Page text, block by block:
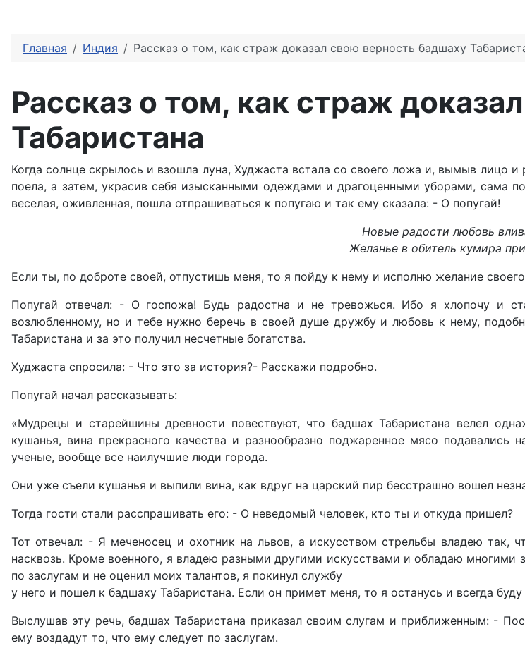
Главная Индия Рассказ о том, как страж доказал свою верность бадшаху
Рассказ о том, как страж
Табаристана
Когда солнце скрылось и взошла луна, Худжаста встала со своего ложа и, вымыв лицо
поела, а затем, украсив себя изысканными одеждами и драгоценными уборами, сама
веселая, оживленная, пошла отпрашиваться к попугаю и так ему сказала: - О попугай!
Новые радости любовь
Желанье в обитель кумира
Если ты, по доброте своей, отпустишь меня, то я пойду к нему и исполню желание
Попугай отвечал: - О госпожа! Будь радостна и не тревожься. Ибо я хлопочу и
возлюбленному, но и тебе нужно беречь в своей душе дружбу и любовь к нему,
Табаристана и за это получил несчетные богатства.
Худжаста спросила: - Что это за история?- Расскажи подробно.
Попугай начал рассказывать:
«Мудрецы и старейшины древности повествуют, что бадшах Табаристана велел
кушанья, вина прекрасного качества и разнообразно поджаренное мясо
ученые, вообще все наилучшие люди города.
Они уже съели кушанья и выпили вина, как вдруг на царский пир бесстрашно вошел
Тогда гости стали расспрашивать его: - О неведомый человек, кто ты и откуда пришел?
Тот отвечал: - Я меченосец и охотник на львов, а искусством стрельбы владею так,
насквозь. Кроме военного, я владею разными другими искусствами и обладаю
по заслугам и не оценил моих талантов, я покинул службу
у него и пошел к бадшаху Табаристана. Если он примет меня, то я останусь и всегда
Выслушав эту речь, бадшах Табаристана приказал своим слугам и приближенным: -
ему воздадут то, что ему следует по заслугам.